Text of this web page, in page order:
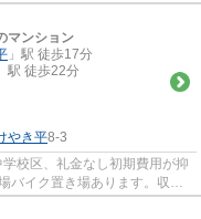
坪風...
マンション
」駅 徒歩17分
」駅 徒歩22分
やき平8-3
校区、礼金なし初期費用が抑
バイク置き場あります。収納
...